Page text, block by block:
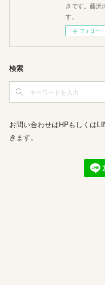
きです。藤沢
す。
フォロー
検索
お問い合わせはHPもしくは
きます。